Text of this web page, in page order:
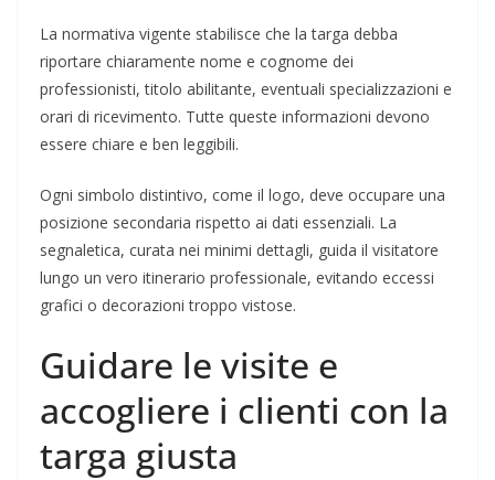
La normativa vigente stabilisce che la targa debba
riportare chiaramente nome e cognome dei
professionisti, titolo abilitante, eventuali specializzazioni e
orari di ricevimento. Tutte queste informazioni devono
essere chiare e ben leggibili.
Ogni simbolo distintivo, come il logo, deve occupare una
posizione secondaria rispetto ai dati essenziali. La
segnaletica, curata nei minimi dettagli, guida il visitatore
lungo un vero itinerario professionale, evitando eccessi
grafici o decorazioni troppo vistose.
Guidare le visite e
accogliere i clienti con la
targa giusta